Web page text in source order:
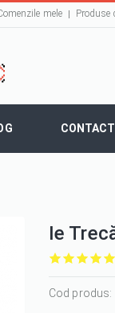
mele Produse
CONTACT
Ie
it
1/5
it
2/5
it
3/5
it
4/5
it
5/5
Cod produs: